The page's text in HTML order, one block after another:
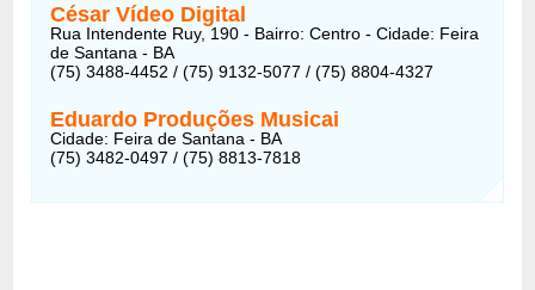
César Vídeo Digital
Rua Intendente Ruy, 190 - Bairro: Centro - Cidade: Feira
de Santana - BA
(75) 3488-4452 / (75) 9132-5077 / (75) 8804-4327
Eduardo Produções Musicai
Cidade: Feira de Santana - BA
(75) 3482-0497 / (75) 8813-7818